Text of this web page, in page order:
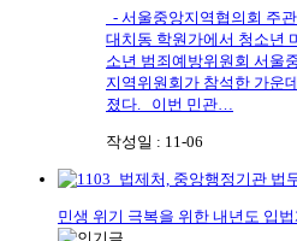
- 서울중앙지역협의회 주
대치동 학원가에서 청소년
소년 범죄예방위원회 서울
지역위원회가 참석한 가운
졌다. 이번 민관…
작성일 : 11-06
민생 위기 극복을 위한 내년도 입